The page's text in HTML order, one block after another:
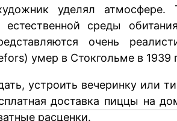
уделял атмосфере.
среды
очень
умер в Стокгольме в 1939
устроить вечеринку или
доставка пиццы на
расценки.